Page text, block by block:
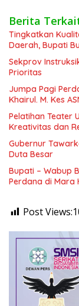
Berita
Tingkatkan
Daerah, Bupati
Sekprov
Prioritas
Jumpa Pagi
Pelatihan Teater
Kreativitas dan
Gubernur
Duta Besar
Bupati – Wabup
Perdana di Mara
Post